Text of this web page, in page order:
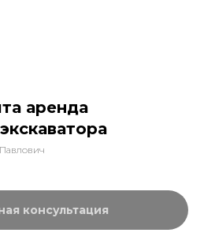
аренда
консультация